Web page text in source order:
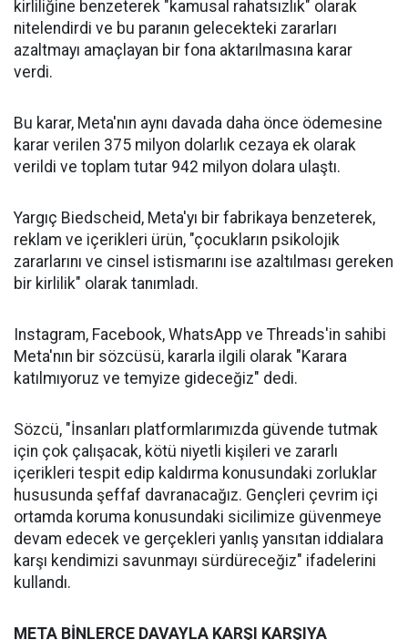
kirliliğine benzeterek "kamusal rahatsızlık" olarak
nitelendirdi ve bu paranın gelecekteki zararları
azaltmayı amaçlayan bir fona aktarılmasına karar
verdi.
Bu karar, Meta'nın aynı davada daha önce ödemesine
karar verilen 375 milyon dolarlık cezaya ek olarak
verildi ve toplam tutar 942 milyon dolara ulaştı.
Yargıç Biedscheid, Meta'yı bir fabrikaya benzeterek,
reklam ve içerikleri ürün, "çocukların psikolojik
zararlarını ve cinsel istismarını ise azaltılması gereken
bir kirlilik" olarak tanımladı.
Instagram, Facebook, WhatsApp ve Threads'in sahibi
Meta'nın bir sözcüsü, kararla ilgili olarak "Karara
katılmıyoruz ve temyize gideceğiz" dedi.
Sözcü, "İnsanları platformlarımızda güvende tutmak
için çok çalışacak, kötü niyetli kişileri ve zararlı
içerikleri tespit edip kaldırma konusundaki zorluklar
hususunda şeffaf davranacağız. Gençleri çevrim içi
ortamda koruma konusundaki sicilimize güvenmeye
devam edecek ve gerçekleri yanlış yansıtan iddialara
karşı kendimizi savunmayı sürdüreceğiz" ifadelerini
kullandı.
META BİNLERCE DAVAYLA KARŞI KARŞIYA